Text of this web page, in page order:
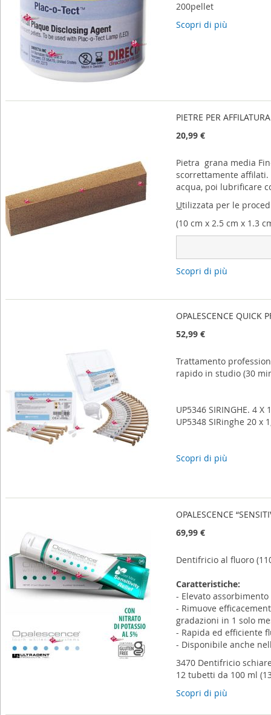
200pellet
Scopri di più
PIETRE PER
20,99 €
Pietra grana media
scorrettamente
acqua, poi lubrificare
Utilizzata per le
(10 cm x 2.5 cm x 1.3
Scopri di più
OPALESCENCE QUICK
52,99 €
Trattamento
rapido in studio (30
UP5346 SIRINGHE. 4 X
UP5348 SIRinghe 20 x
Scopri di più
OPALESCENCE
69,99 €
Dentifricio al fluoro
Caratteristiche:
- Elevato
- Rimuove
gradazioni in 1 solo
- Rapida ed efficiente
- Disponibile anche
3470 Dentifricio
12 tubetti da 100 ml
Scopri di più